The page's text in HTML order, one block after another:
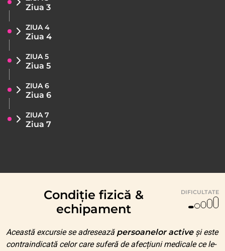
Ziua 3
ZIUA 4
Ziua 4
ZIUA 5
Ziua 5
ZIUA 6
Ziua 6
ZIUA 7
Ziua 7
Condiție fizică &
echipament
DIFICULTATE
Această excursie se adresează persoanelor activeși este
contraindicată celor care suferă de afecțiuni medicale ce le-